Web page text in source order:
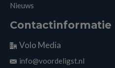
Nieuws
Contactinformatie
Volo Media
info@voordeligst.nl